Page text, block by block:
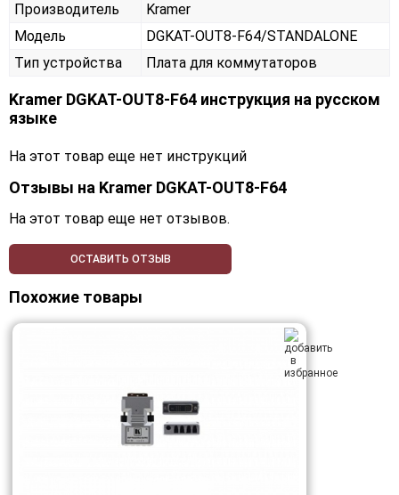
Производитель
Kramer
Модель
DGKAT-OUT8-F64/STANDALONE
Тип устройства
Плата для коммутаторов
Kramer DGKAT-OUT8-F64 инструкция на русском
языке
На этот товар еще нет инструкций
Отзывы на Kramer DGKAT-OUT8-F64
На этот товар еще нет отзывов.
ОСТАВИТЬ ОТЗЫВ
Похожие товары